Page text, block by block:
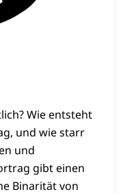
Wie entsteht
und wie starr
und
gibt einen
Binarität von